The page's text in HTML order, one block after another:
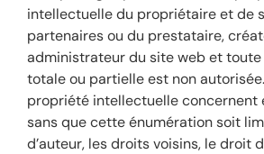
intellectuelle du propriétaire et de
partenaires ou du prestataire,
administrateur du site web et
totale ou partielle est non
propriété intellectuelle concernent
sans que cette énumération soit
d’auteur, les droits voisins, le droit